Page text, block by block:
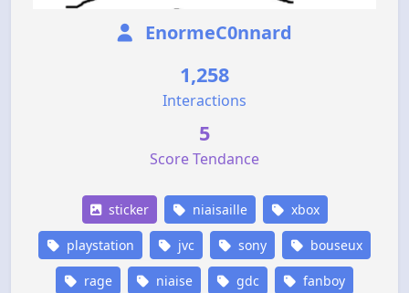
EnormeC0nnard
1,258
Interactions
5
Score Tendance
sticker niaisaille xbox
playstation jvc sony bouseux
rage niaise gdc fanboy